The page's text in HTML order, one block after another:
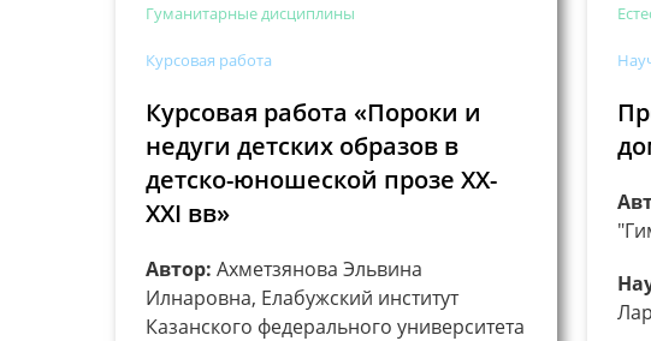
Гуманитарные дисциплины
Курсовая работа
Курсовая работа «Пороки и
недуги детских образов в
детско-юношеской прозе ХХ-
ХХI вв»
Автор: Ахметзянова Эльвина
Илнаровна, Елабужский институт
Казанского федерального университета